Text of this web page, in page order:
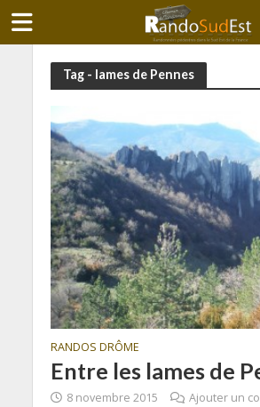
Tag - lames de Pennes
RANDOS DRÔME
Entre les lames de
8 novembre 2015 Ajouter un